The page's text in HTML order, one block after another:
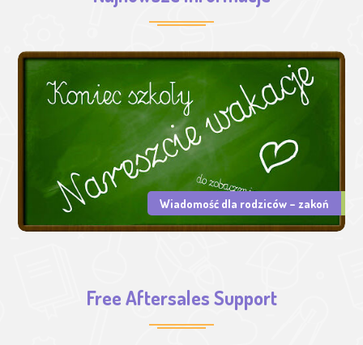
Wiadomość dla rodziców – zakoń
Free Aftersales Support